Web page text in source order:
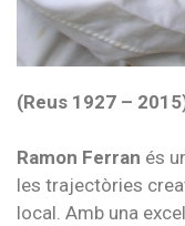
(Reus 1927 –
Ramon Ferran és
les trajectòries
local. Amb una